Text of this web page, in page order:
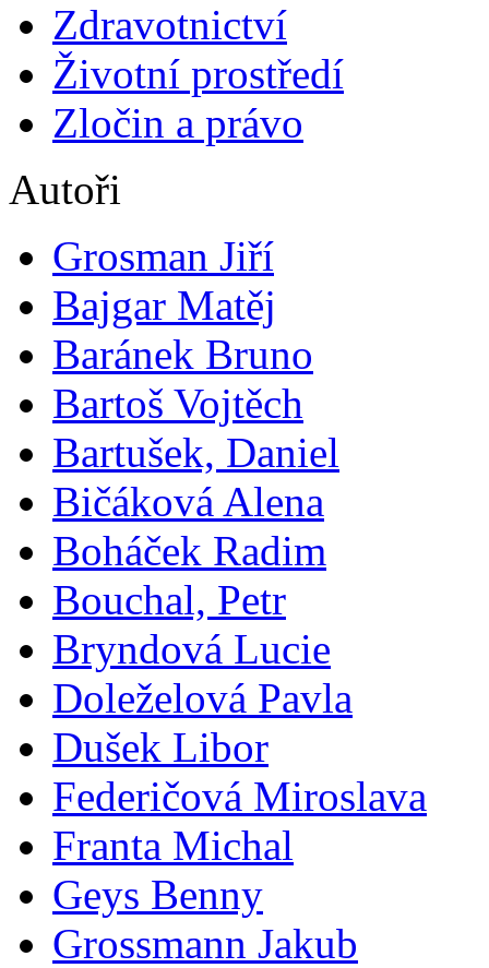
Zdravotnictví
Životní prostředí
Zločin a právo
Autoři
Grosman Jiří
Bajgar Matěj
Baránek Bruno
Bartoš Vojtěch
Bartušek, Daniel
Bičáková Alena
Boháček Radim
Bouchal, Petr
Bryndová Lucie
Doleželová Pavla
Dušek Libor
Federičová Miroslava
Franta Michal
Geys Benny
Grossmann Jakub